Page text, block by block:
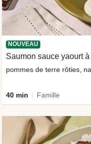
NOUVEAU
Saumon sauce yaourt
pommes de terre rôties,
40 min Famille